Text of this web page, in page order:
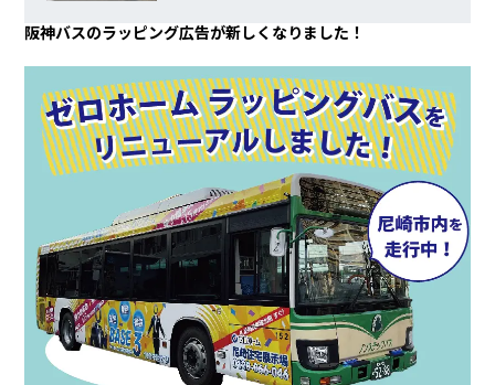
阪神バスのラッピング広告が新しくなりました！